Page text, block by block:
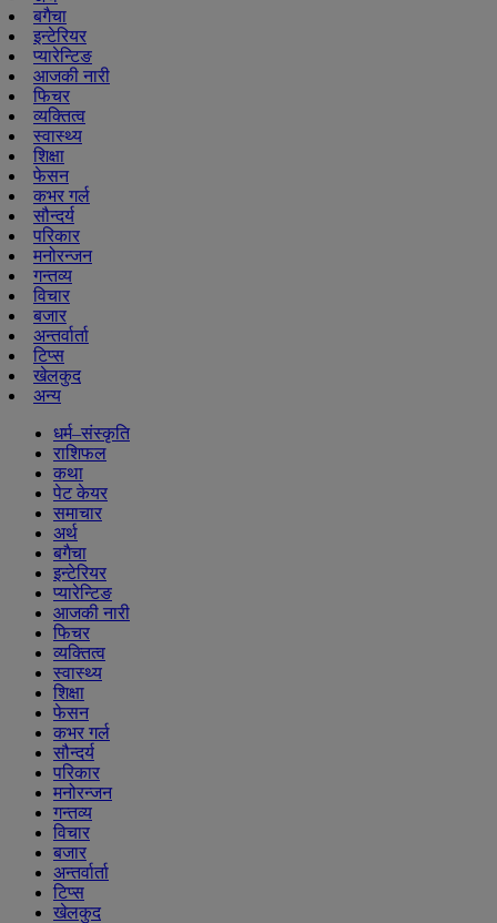
बगैचा
इन्टेरियर
प्यारेन्टिङ
आजकी नारी
फिचर
व्यक्तित्व
स्वास्थ्य
शिक्षा
फेसन
कभर गर्ल
सौन्दर्य
परिकार
मनोरन्जन
गन्तव्य
विचार
बजार
अन्तर्वार्ता
टिप्स
खेलकुद
अन्य
धर्म–संस्कृति
राशिफल
कथा
पेट केयर
समाचार
अर्थ
बगैचा
इन्टेरियर
प्यारेन्टिङ
आजकी नारी
फिचर
व्यक्तित्व
स्वास्थ्य
शिक्षा
फेसन
कभर गर्ल
सौन्दर्य
परिकार
मनोरन्जन
गन्तव्य
विचार
बजार
अन्तर्वार्ता
टिप्स
खेलकुद